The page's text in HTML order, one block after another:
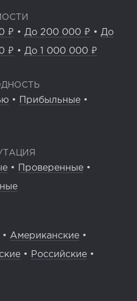
₽ • До 200 000 ₽ • До
₽ • До 1 000 000 ₽
• Прибыльные •
• Проверенные •
• Американские •
• Российские •